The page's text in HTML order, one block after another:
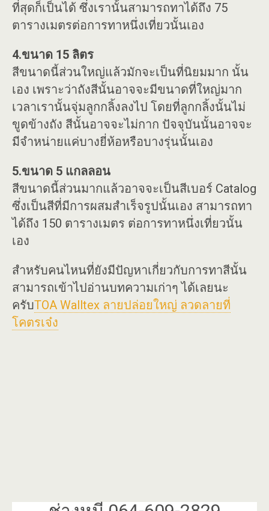
ที่สุดก็เป็นได้ ซึ่งเรานั้นสามารถทาได้ถึง 75
ตารางเมตรต่อการทาหนึ่งเที่ยวนั้นเอง
4.ขนาด 15 ลิตร
สีขนาดนี้ส่วนใหญ่แล้วมักจะเป็นที่นิยมมาก นั้น
เอง เพราะว่าถังสีนั้นอาจจะมีขนาดที่ใหญ่มาก
เวลาเรานั้นจุ่มลูกกลิ้งลงไป โดยที่ลูกกลิ้งนั้นไม่
ขูดข้างถัง สีนั้นอาจจะไม่กาก ปัจจุบันนั้นอาจจะ
มีจำหน่ายแค่บางยี่ห้อหรือบางรุ่นนั้นเอง
5.ขนาด 5 แกลลอน
สีขนาดนี้ส่วนมากแล้วอาจจะเป็นสีเบอร์ Catalog
ซึ่งเป็นสีที่มีการผสมสำเร็จรูปนั้นเอง สามารถทา
ได้ถึง 150 ตารางเมตร ต่อการทาหนึ่งเที่ยวนั้น
เอง
สำหรับคนไหนที่ยังมีปัญหาเกี่ยวกับการทาสีนั้น
สามารถเข้าไปอ่านบทความเก่าๆ ได้เลยนะ
ครับTOA Walltex ลายปล่อยใหญ่ ลวดลายที่
โคตรเจ๋ง